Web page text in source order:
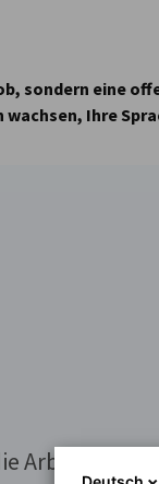
sondern eine
Ihre
Arbeit mit